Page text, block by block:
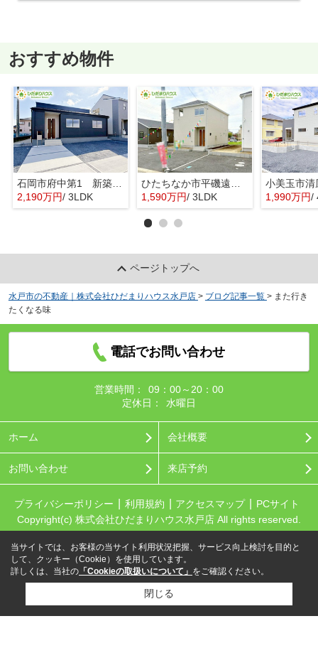
おすすめ物件
石岡市府中第1 新築戸建 3号棟
2,190万円/ 3LDK
1,590万円/ 3LDK 1,990万円/
ページトップへ
水戸市の不動産｜株式会社ひだまりハウス水戸店 > ブログ記事一覧 > また行き
たくなる味
電話でお問い合わせ
営業時間：
09：00～20：00
定休日：
水曜日
ホーム 会社概要
お問い合わせ 来店予約
プライバシーポリシー 利用規約 アクセスマップ
PCサイト
Copyright(c) 株式会社ひだまりハウス水戸店 All rights reserved.
当サイトでは、お客様の当サイト利用状況把握、サービス向上検討を目的と
して、クッキー（Cookie）を使用しています。
詳しくは、当社の 「Cookieの取扱いについて」 をご確認ください。
閉じる